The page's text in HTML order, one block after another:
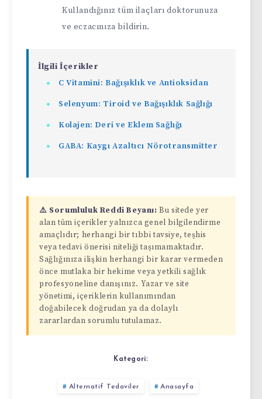
Kullandığınız tüm ilaçları doktorunuza
ve eczacınıza bildirin.
İlgili İçerikler
C Vitamini: Bağışıklık ve Antioksidan
Selenyum: Tiroid ve Bağışıklık Sağlığı
Kolajen: Deri ve Eklem Sağlığı
GABA: Kaygı Azaltıcı Nörotransmitter
⚠️ Sorumluluk Reddi Beyanı: Bu sitede yer
alan tüm içerikler yalnızca genel bilgilendirme
amaçlıdır; herhangi bir tıbbi tavsiye, teşhis
veya tedavi önerisi niteliği taşımamaktadır.
Sağlığınıza ilişkin herhangi bir karar vermeden
önce mutlaka bir hekime veya yetkili sağlık
profesyoneline danışınız. Yazar ve site
yönetimi, içeriklerin kullanımından
doğabilecek doğrudan ya da dolaylı
zararlardan sorumlu tutulamaz.
Kategori:
Alternatif Tedaviler Anasayfa